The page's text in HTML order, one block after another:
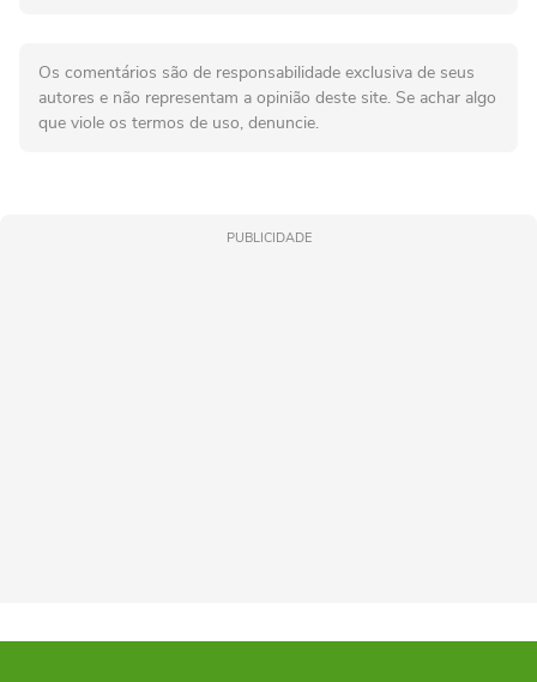
Os comentários são de responsabilidade exclusiva de seus
autores e não representam a opinião deste site. Se achar algo
que viole os termos de uso, denuncie.
PUBLICIDADE